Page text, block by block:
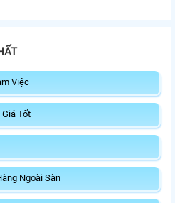
Việc
Tốt
Ngoài Sàn